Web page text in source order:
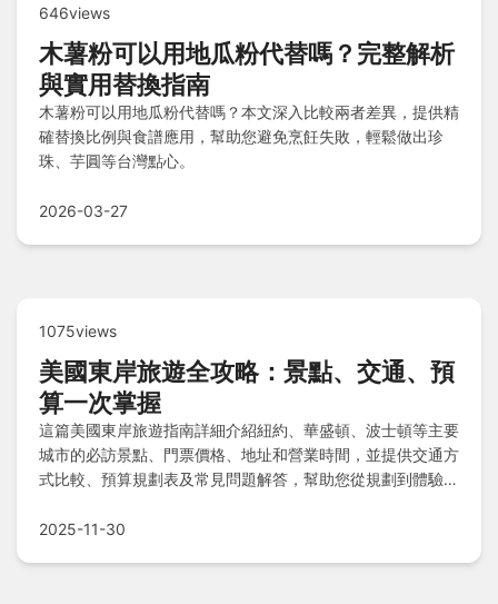
646views
木薯粉可以用地瓜粉代替嗎？完整解析
與實用替換指南
木薯粉可以用地瓜粉代替嗎？本文深入比較兩者差異，提供精
確替換比例與食譜應用，幫助您避免烹飪失敗，輕鬆做出珍
珠、芋圓等台灣點心。
2026-03-27
1075views
美國東岸旅遊全攻略：景點、交通、預
算一次掌握
這篇美國東岸旅遊指南詳細介紹紐約、華盛頓、波士頓等主要
城市的必訪景點、門票價格、地址和營業時間，並提供交通方
式比較、預算規劃表及常見問題解答，幫助您從規劃到體驗輕
2025-11-30